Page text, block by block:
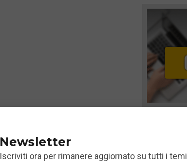
Newsletter
Iscriviti ora per rimanere aggiornato su tutti i temi